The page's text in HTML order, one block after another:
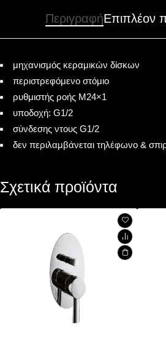
ΠεριγραφήΕπιπλέον
μηχανισμός κεραμικών δίσκων
περιστρεφόμενο στόμιο
ρυθμιστής ροής M24×1
υποδοχή: G1/2
σύνδεσης ντους G1/2
δεν περιλαμβάνεται τηλέφωνο &
Σχετικά προϊόντα